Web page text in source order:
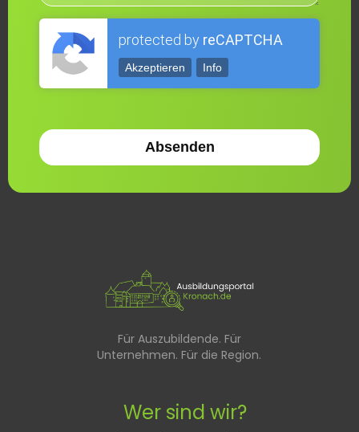
protected by reCAPTCHA
Akzeptieren Info
Für Auszubildende. Für
Unternehmen. Für die Region.
Wer sind wir?